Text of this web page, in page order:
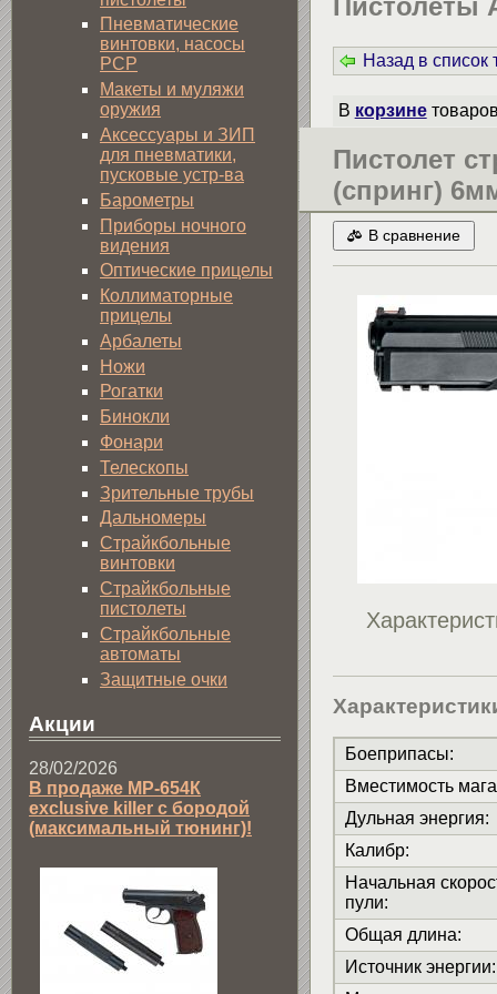
Пистолеты
Назад в список
В корзине
Пистолет
(спринг)
В сравнение
Боеприпасы:
Вместимость
Дульная энергия:
Калибр:
Начальная
пули:
Общая длина:
Источник энергии:
Пневматические
винтовки, насосы
PCP
Макеты и муляжи
оружия
Аксессуары и ЗИП
для пневматики,
пусковые устр-ва
Барометры
Приборы ночного
видения
Оптические прицелы
Коллиматорные
прицелы
Арбалеты
Ножи
Рогатки
Бинокли
Фонари
Телескопы
Зрительные трубы
Дальномеры
Страйкбольные
винтовки
Страйкбольные
пистолеты
Страйкбольные
автоматы
Защитные очки
Акции
28/02/2026
В продаже МР-654К
exclusive killer с бородой
(максимальный тюнинг)!